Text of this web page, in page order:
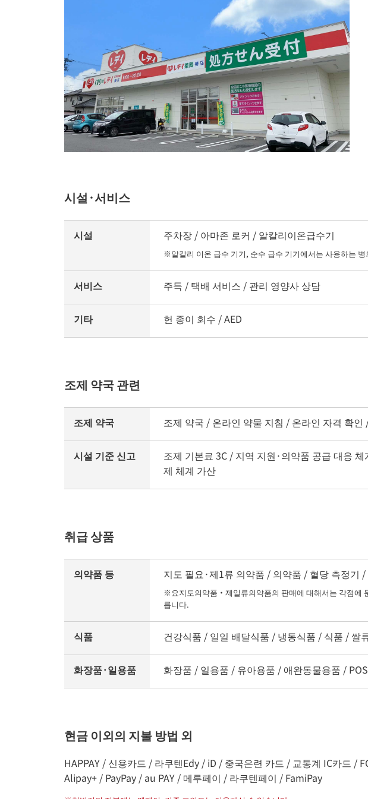
시설·서비스
시설 주차장 / 아마존 로커 / 알칼리이온급수기
※알칼리 이온 급수 기기, 순수 급수 기기에서는 사용하는
서비스 주득 / 택배 서비스 / 관리 영양사 상담
기타 헌 종이 회수 / AED
조제 약국 관련
조제 약국 조제 약국 / 온라인 약물 지침 / 온라인 자격 확
시설 기준 신고
조제 기본료 3C / 지역 지원·의약품 공급 대응
제 체계 가산
취급 상품
의약품 등 지도 필요·제1류 의약품 / 의약품 / 혈당 측정기
※요지도의약품・제일류의약품의 판매에 대해서는 각점에
릅니다.
식품 건강식품 / 일일 배달식품 / 냉동식품 / 식품 / 쌀
화장품·일용품 화장품 / 일용품 / 유아용품 / 애완동물용품 /
현금 이외의 지불 방법 외
HAPPAY / 신용카드 / 라쿠텐Edy / iD / 중국은련 카드 / 교통계 IC카드
Alipay+ / PayPay / au PAY / 메루페이 / 라쿠텐페이 / FamiPay